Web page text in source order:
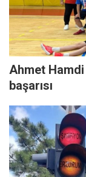
Ahmet
başarısı